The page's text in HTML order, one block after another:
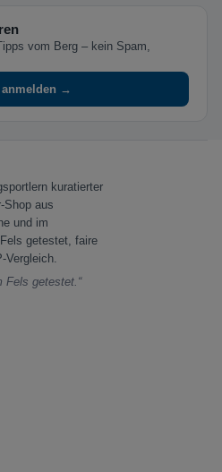
vom Berg – kein Spam,
anmelden →
kuratierter
Shop aus
und im
getestet, faire
Vergleich.
Fels getestet.“